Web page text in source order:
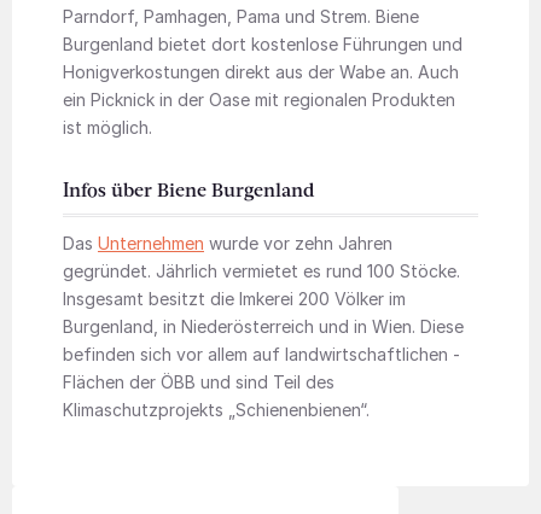
Parndorf, Pamhagen, Pama und Strem. Biene
Burgenland bietet dort kostenlose Führungen und
Honigverkostungen direkt aus der Wabe an. Auch
ein Picknick in der Oase mit regionalen Produkten
ist möglich.
Infos über Biene Burgenland
Das Unternehmen wurde vor zehn Jahren
gegründet. Jährlich vermietet es rund 100 Stöcke.
Insgesamt besitzt die Imkerei 200 Völker im
Burgenland, in Niederösterreich und in Wien. Diese
befinden sich vor ­allem auf landwirtschaftlichen ­
Flächen der ÖBB und sind Teil des
Klimaschutzprojekts ­„Schienenbienen“.